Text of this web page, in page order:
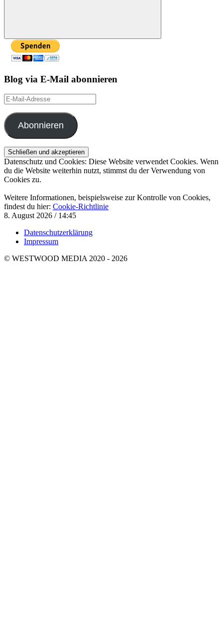
Suchen
Blog via E-Mail abonnieren
E-
Mail-
Adresse
Abonnieren
Datenschutz und Cookies: Diese Website verwendet Cookies. Wenn
du die Website weiterhin nutzt, stimmst du der Verwendung von
Cookies zu.
Weitere Informationen, beispielsweise zur Kontrolle von Cookies,
findest du hier: Cookie-Richtlinie
8. August 2026 / 14:45
Datenschutzerklärung
Impressum
© WESTWOOD MEDIA 2020 - 2026